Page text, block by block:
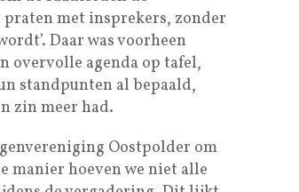
praten met insprekers, zonder
Daar was voorheen
overvolle agenda op tafel,
standpunten al bepaald,
zin meer had.
Oostpolder om
manier hoeven we niet alle